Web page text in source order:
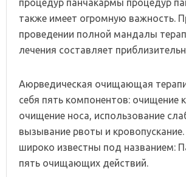
процедур панчакармы процедур
также имеет огромную важность.
проведении полной мандалы
лечения составляет
Аюрведическая очищающая
себя пять компонентов: очищение
очищение носа, использование
вызывание рвоты и
широко известны под названием:
пять очищающих действий.